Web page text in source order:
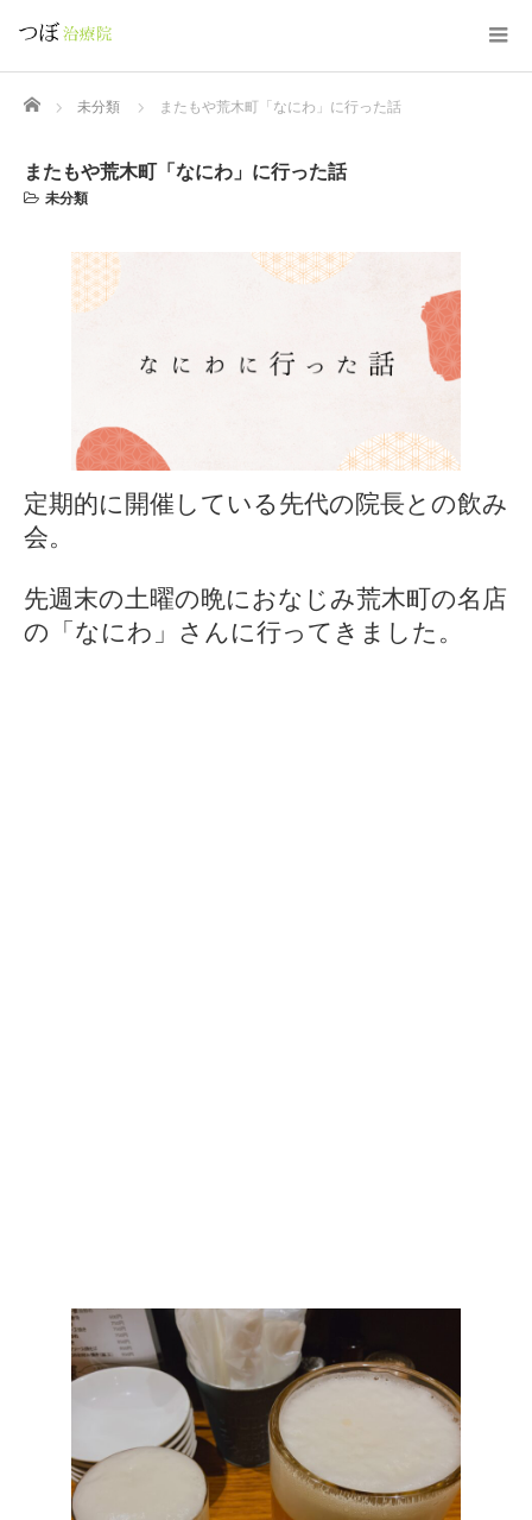
Home 未分類 またもや荒木町「なにわ」に行った話
またもや荒木町「なにわ」に行った話
未分類
定期的に開催している先代の院長との飲み
会。
先週末の土曜の晩におなじみ荒木町の名店
の「なにわ」さんに行ってきました。